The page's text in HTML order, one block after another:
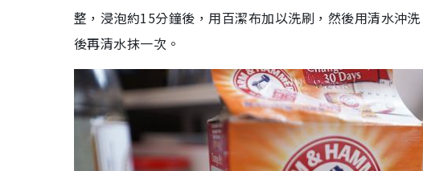
整，浸泡約15分鐘後，用百潔布加以洗刷，然後用清水沖
後再清水抹一次。